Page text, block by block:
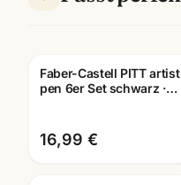
Faber-Castell PITT artist
pen 6er Set schwarz ·
16,99 €